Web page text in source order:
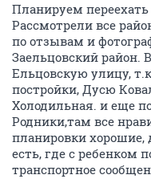
Планируем
Рассмотрели все
по отзывам и
Заельцовский район.
Ельцовскую улицу,
постройки, Дусю
Холодильная. и еще
Родники,там все
планировки хорошие,
есть, где с ребенком
транспортное